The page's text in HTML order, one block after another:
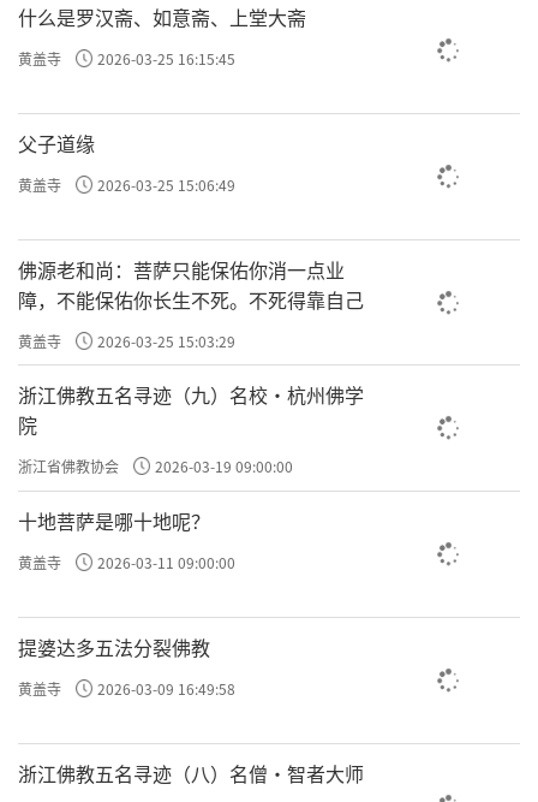
什么是罗汉斋、如意斋、上堂大斋
黄盖寺 2026-03-25 16:15:45
父子道缘
黄盖寺 2026-03-25 15:06:49
佛源老和尚：菩萨只能保佑你消一点业
障，不能保佑你长生不死。不死得靠自己
黄盖寺 2026-03-25 15:03:29
浙江佛教五名寻迹（九）名校·杭州佛学
院
浙江省佛教协会 2026-03-19 09:00:00
十地菩萨是哪十地呢？
黄盖寺 2026-03-11 09:00:00
提婆达多五法分裂佛教
黄盖寺 2026-03-09 16:49:58
浙江佛教五名寻迹（八）名僧·智者大师